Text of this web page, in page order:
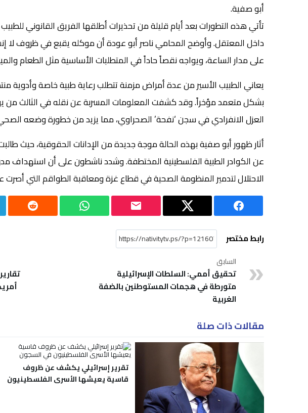
أبو صفية.
تأتي هذه التطورات بعد أيام قليلة من تحذيرات أطلقها الفريق القانوني
داخل المعتقل. وأوضح المحامي ناصر أبو عودة أن موكله يقبع في ظروف لا
على مدار الساعة، ويواجه نقصاً حاداً في المتطلبات الأساسية مثل الطعام
يعاني الطبيب الأسير من عدة أمراض مزمنة تتطلب رعاية طبية خاصة وأدوية
بشكل متعمد مؤخراً. وقد كشفت المعلومات المسربة عن نقله في الثالث من
العزل الانفرادي في سجن ‘نفحة’ الصحراوي، مما يزيد من خطورة وضعه
أثار ظهور أبو صفية بهذه الحالة موجة جديدة من الإدانات الحقوقية، حيث
عن الكوادر الطبية الفلسطينية المختطفة. وشدد ناشطون على أن استهداف
الاحتلال لتدمير المنظومة الصحية في قطاع غزة ومعاقبة الطواقم التي أصرت
رابط مختصر
السابق
تحقيق أممي: السلطات الإسرائيلية
متورطة في هجمات المستوطنين بالضفة
الغربية
مقالات ذات صلة
تقرير إسرائيلي يكشف عن ظروف
قاسية يعيشها الأسرى الفلسطينيون